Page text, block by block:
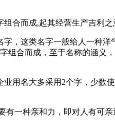
合而成,起其经营生产吉利之
，这类名字一般给人一种
组合而成，至于名称的涵义
用名大多采用2个字，少数
一种亲和力，即对人有可